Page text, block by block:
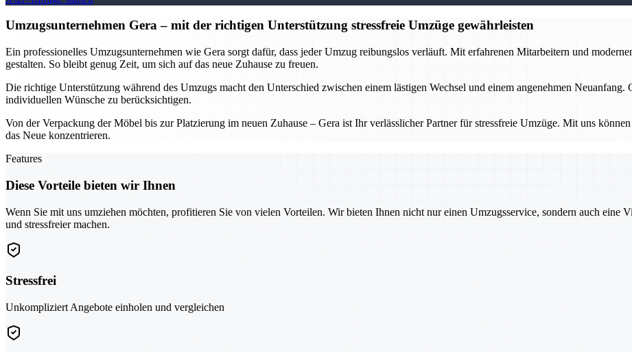
Umzugsunternehmen Gera – mit der richtigen Unterstützung stressfreie Umzüge gewährleisten
Ein professionelles Umzugsunternehmen wie Gera sorgt dafür, dass jeder Umzug reibungslos verläuft. Mit erfahrenen Mitarbeitern und
gestalten. So bleibt genug Zeit, um sich auf das neue Zuhause zu freuen.
Die richtige Unterstützung während des Umzugs macht den Unterschied zwischen einem lästigen Wechsel und einem angenehmen
individuellen Wünsche zu berücksichtigen.
Von der Verpackung der Möbel bis zur Platzierung im neuen Zuhause – Gera ist Ihr verlässlicher Partner für stressfreie Umzüge. Mit uns
das Neue konzentrieren.
Features
Diese Vorteile bieten wir Ihnen
Wenn Sie mit uns umziehen möchten, profitieren Sie von vielen Vorteilen. Wir bieten Ihnen nicht nur einen Umzugsservice, sondern auch eine
und stressfreier machen.
Stressfrei
Unkompliziert Angebote einholen und vergleichen